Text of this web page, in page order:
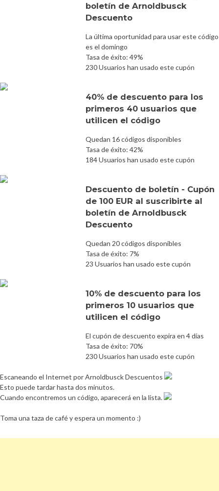
boletín de Arnoldbusck
Descuento
La última oportunidad para usar este código
es el domingo
Tasa de éxito: 49%
230 Usuarios han usado este cupón
40% de descuento para los
primeros 40 usuarios que
utilicen el código
Quedan 16 códigos disponibles
Tasa de éxito: 42%
184 Usuarios han usado este cupón
Descuento de boletín - Cupón
de 100 EUR al suscribirte al
boletín de Arnoldbusck
Descuento
Quedan 20 códigos disponibles
Tasa de éxito: 7%
23 Usuarios han usado este cupón
10% de descuento para los
primeros 10 usuarios que
utilicen el código
El cupón de descuento expira en 4 días
Tasa de éxito: 70%
230 Usuarios han usado este cupón
Escaneando el Internet por Arnoldbusck Descuentos
Esto puede tardar hasta dos minutos.
Cuando encontremos un código, aparecerá en la lista.
Toma una taza de café y espera un momento :)